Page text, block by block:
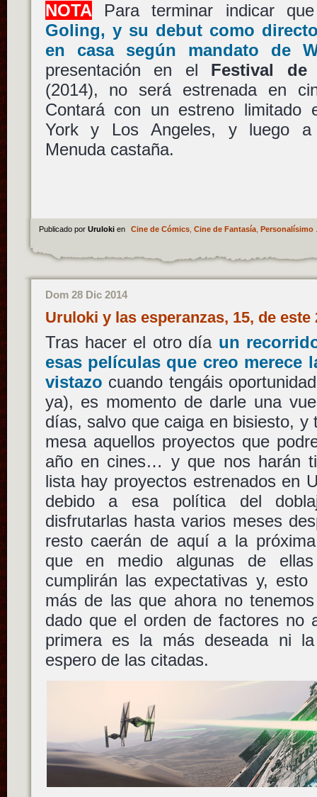
NOTAPara terminar indicar
Goling, y su debut como
en casa según mandato de
presentación en el Festival de
(2014), no será estrenada en
Contará con un estreno limitado
York y Los Angeles, y luego a
Menuda castaña.
Publicado por Uruloki en Cine de Cómics, Cine de Fantasía, Personalísimo.
Dom 28 Dic 2014
Uruloki y las esperanzas, 15, de
Tras hacer el otro día un
esas películas que creo merece
vistazo cuando tengáis
ya), es momento de darle una
días, salvo que caiga en bisiesto, y
mesa aquellos proyectos que
año en cines… y que nos harán
lista hay proyectos estrenados en
debido a esa política del
disfrutarlas hasta varios meses
resto caerán de aquí a la
que en medio algunas de
cumplirán las expectativas y, esto
más de las que ahora no
dado que el orden de factores no
primera es la más deseada ni
espero de las citadas.